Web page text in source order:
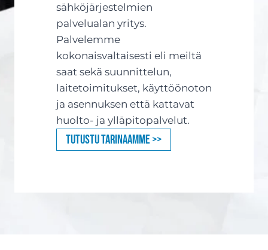
sähköjärjestelmien
palvelualan yritys.
Palvelemme
kokonaisvaltaisesti eli meiltä
saat sekä suunnittelun,
laitetoimitukset, käyttöönoton
ja asennuksen että kattavat
huolto- ja ylläpitopalvelut.
Tutustu tarinaamme >>